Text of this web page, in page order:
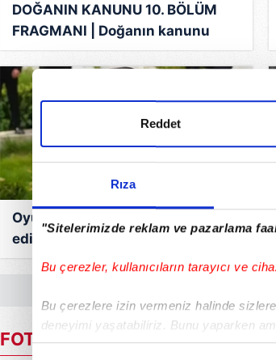
Rıza
"Sitelerimizde reklam ve pazarlama
Bu çerezler, kullanıcıların tarayıcı ve
Bu çerezlere izin vermeniz halinde
deneyimi yaşatabiliriz. Bunu yaparken
içerikleri sunabilmek adına elimizden
Reddet
DOĞANIN KANUNU 10. BÖLÜM
FRAGMANI | Doğanın kanunu
yeni bölüm fragmanı yayınlandı
mı?
Oyunculuğu bıraktığı iddia
edilmişti! Tatilde görüntülenen
Çağatay Ulusoy’un yeni imajı
FOTO HABER